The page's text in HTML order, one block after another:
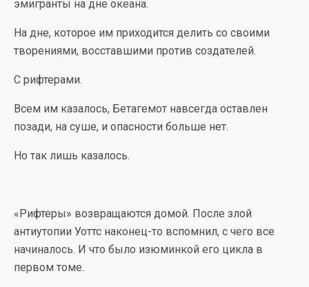
эмигранты на дне океана.
На дне, которое им приходится делить со своими
творениями, восставшими против создателей.
С рифтерами.
Всем им казалось, Бетагемот навсегда оставлен
позади, на суше, и опасности больше нет.
Но так лишь казалось.
«Рифтеры» возвращаются домой. После злой
антиутопии Уоттс наконец-то вспомнил, с чего все
начиналось. И что было изюминкой его цикла в
первом томе.